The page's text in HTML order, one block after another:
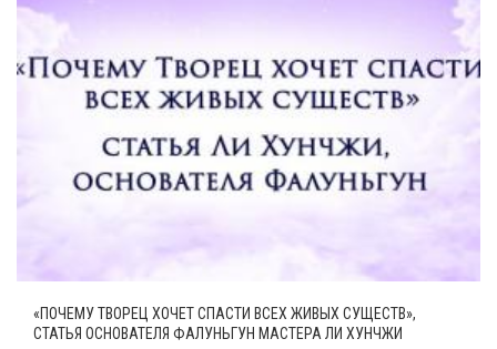
«ПОЧЕМУ ТВОРЕЦ ХОЧЕТ СПАСТИ ВСЕХ ЖИВЫХ СУЩЕСТВ»,
СТАТЬЯ ОСНОВАТЕЛЯ ФАЛУНЬГУН МАСТЕРА ЛИ ХУНЧЖИ